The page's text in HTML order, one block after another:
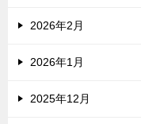
2026年2月
2026年1月
2025年12月